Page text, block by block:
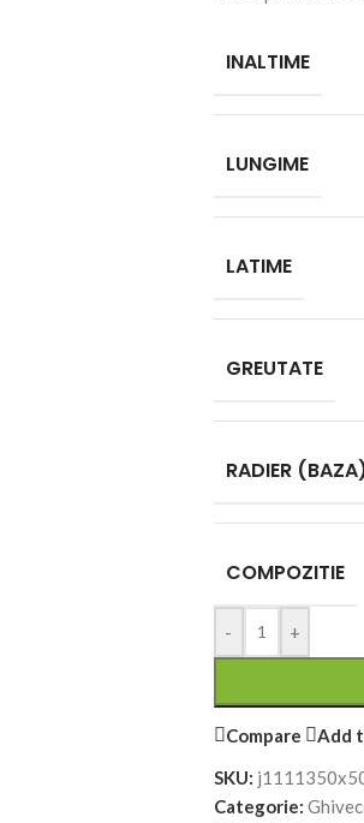
INALTIME
LUNGIME
LATIME
GREUTATE
RADIER
COMPOZITIE
- +
Compare
Add
SKU:
Categorie: